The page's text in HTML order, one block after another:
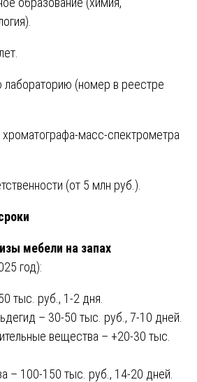
лабораторию (номер в реестре
хроматографа-масс-спектрометра
(от 5 млн руб.).
мебели на запах
год):
тыс. руб., 1-2 дня.
– 30-50 тыс. руб., 7-10 дней.
вещества – +20-30 тыс.
– 100-150 тыс. руб., 14-20 дней.